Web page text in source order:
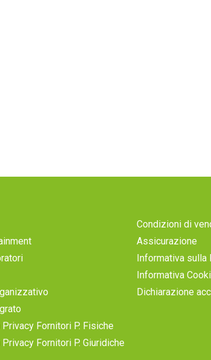
Fornitori P. Fisiche
Fornitori P. Giuridiche
Condizioni di
Assicurazione
Informativa sulla
Informativa
Dichiarazione